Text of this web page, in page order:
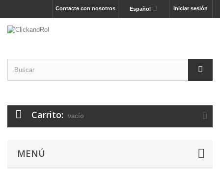
Iniciar sesión
Español
Contacte con nosotros
Carrito: vacío
MENÚ